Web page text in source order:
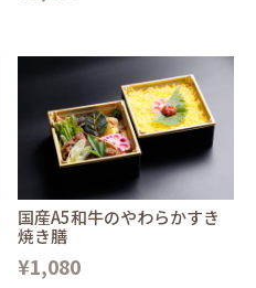
国産A5和牛のやわらかすき
焼き膳
¥1,080